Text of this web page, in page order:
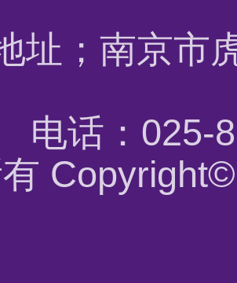
址；南京市
电话：025-